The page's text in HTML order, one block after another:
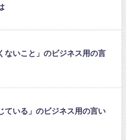
ないこと」のビジネス用の言
ている」のビジネス用の言い